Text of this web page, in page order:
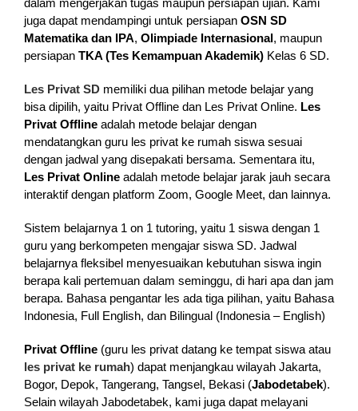
juga dapat mendampingi untuk persiapan OSN SD
Matematika dan IPA, Olimpiade Internasional, maupun
persiapanTKA (Tes Kemampuan Akademik)Kelas 6 SD.
Les Privat SDmemiliki dua pilihan metode belajar yang
bisa dipilih, yaitu Privat Offline dan Les Privat Online. Les
Privat Offlineadalah metode belajar dengan
mendatangkan guru les privat ke rumah siswa sesuai
dengan jadwal yang disepakati bersama. Sementara itu,
Les Privat Onlineadalah metode belajar jarak jauh secara
interaktif dengan platform Zoom, Google Meet, dan lainnya.
Sistem belajarnya 1 on 1 tutoring, yaitu 1 siswa dengan 1
guru yang berkompeten mengajar siswa SD. Jadwal
belajarnya fleksibel menyesuaikan kebutuhan siswa ingin
berapa kali pertemuan dalam seminggu, di hari apa dan jam
berapa. Bahasa pengantar les ada tiga pilihan, yaitu Bahasa
Indonesia, Full English, dan Bilingual (Indonesia – English)
Privat Offline(guru les privat datang ke tempat siswa atau
les privat ke rumah) dapat menjangkau wilayah Jakarta,
Bogor, Depok, Tangerang, Tangsel, Bekasi (Jabodetabek).
Selain wilayah Jabodetabek, kami juga dapat melayani